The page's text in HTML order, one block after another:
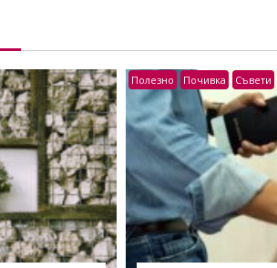
Полезно Почивка Съвети